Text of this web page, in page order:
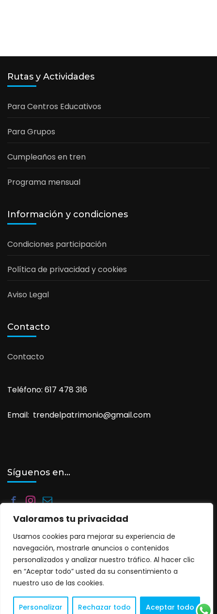
Valoramos tu privacidad
Usamos cookies para mejorar su experiencia de
navegación, mostrarle anuncios o contenidos
personalizados y analizar nuestro tráfico. Al hacer clic
en “Aceptar todo” usted da su consentimiento a
nuestro uso de las cookies.
Personalizar Rechazar todo Aceptar todo
Rutas y Actividades
Para Centros Educativos
Para Grupos
Cumpleaños en tren
Programa mensual
Información y condiciones
Condiciones participación
Política de privacidad y cookies
Aviso Legal
Contacto
Contacto
Teléfono: 617 478 316
Email: trendelpatrimonio@gmail.com
Síguenos en…
©2025. Tren del Patrimonio. Todos los derechos reservados.
Travel Agency | Desarrollado por
Política de privacidad y cookies